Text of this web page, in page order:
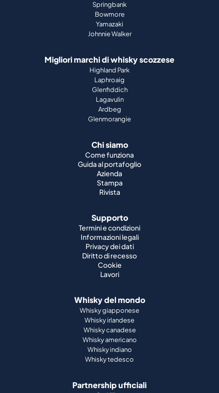
Springbank
Bowmore
Yamazaki
Johnnie Walker
Migliori marchi di whisky scozzese
Highland Park
Laphroaig
Glenfiddich
Lagavulin
Ardbeg
Glenmorangie
Chi siamo
Come funziona
Guida al portafoglio
Azienda
Stampa
Rivista
Supporto
Termini e condizioni
Informazioni legali
Privacy dei dati
Diritto di recesso
Cookie
Lavori
Whisky del mondo
Whisky giapponese
Whisky irlandese
Whisky canadese
Whisky americano
Whisky indiano
Whisky tedesco
Partnership ufficiali